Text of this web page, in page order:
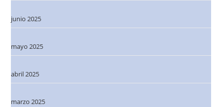
junio 2025
mayo 2025
abril 2025
marzo 2025